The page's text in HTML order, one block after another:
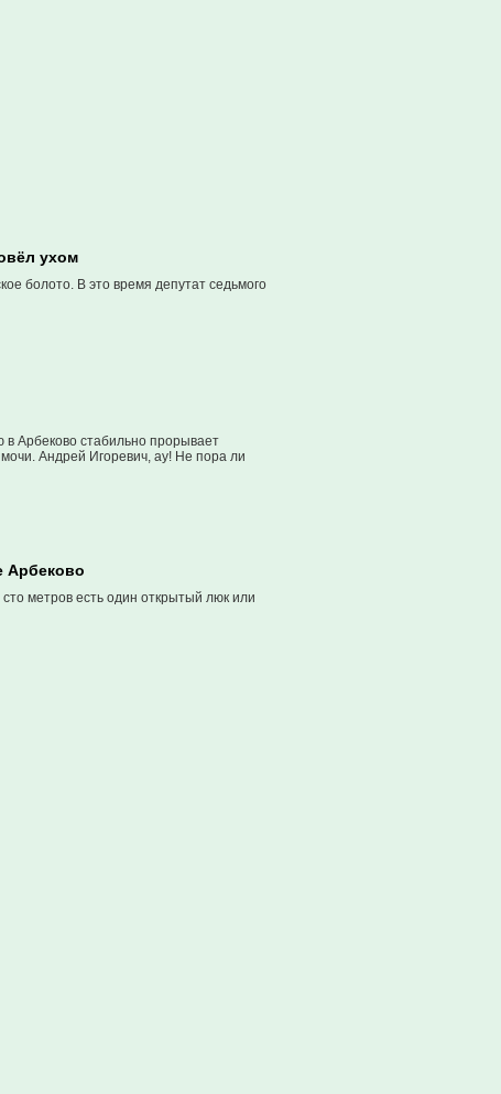
ухом
болото. В это время депутат седьмого
в Арбеково стабильно прорывает
Андрей Игоревич, ау! Не пора ли
Арбеково
метров есть один открытый люк или